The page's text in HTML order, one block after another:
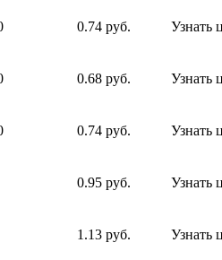
0.74 руб. Узнать
0.68 руб. Узнать
0.74 руб. Узнать
0.95 руб. Узнать
1.13 руб. Узнать